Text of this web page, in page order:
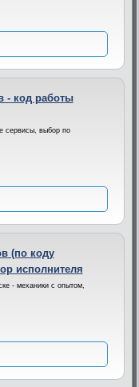
- код работы
сервисы, выбор по
(по коду
исполнителя
- механики с опытом,